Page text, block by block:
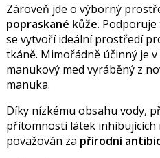
Zároveň jde o výborný
popraskané kůže.
se vytvoří ideální prostředí
tkáně. Mimořádně účinný je
manukový med vyráběný z
manuka.
Díky nízkému obsahu vody,
přítomnosti látek inhibujících
považován za přírodní